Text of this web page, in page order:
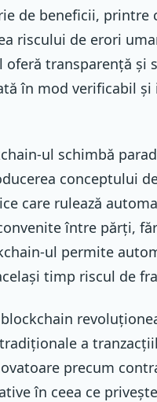
de beneficii,
riscului de erori
oferă transparență și
în mod verificabil
ul schimbă
conceptului
care rulează
între părți,
ul permite
timp riscul de
a
precum
în ceea ce